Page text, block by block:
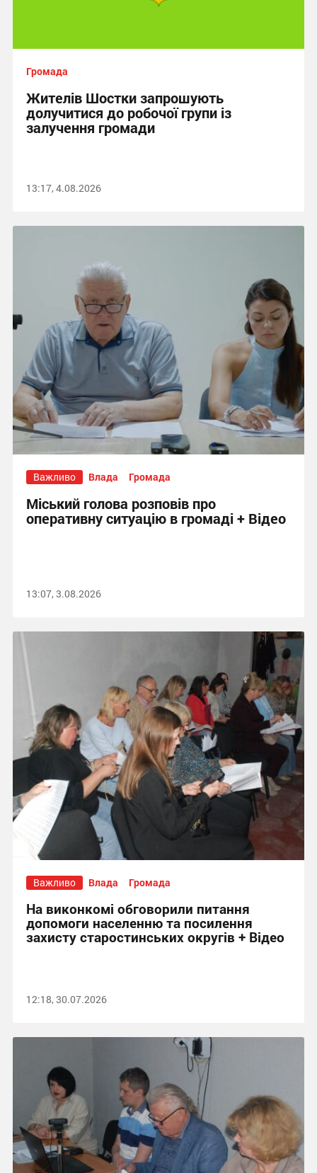
Громада
Жителів Шостки запрошують
долучитися до робочої групи із
залучення громади
13:17, 4.08.2026
Важливо Влада Громада
Міський голова розповів про
оперативну ситуацію в громаді + Відео
13:07, 3.08.2026
Важливо Влада Громада
На виконкомі обговорили питання
допомоги населенню та посилення
захисту старостинських округів + Відео
12:18, 30.07.2026